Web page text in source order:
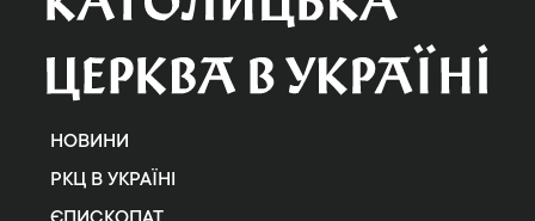
НОВИНИ
РКЦ В УКРАЇНІ